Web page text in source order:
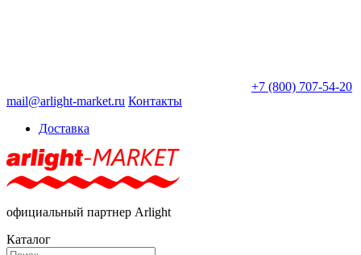
+7 (800) 707-54-20
mail@arlight-market.ru Контакты
Доставка
официальный партнер Arlight
Каталог